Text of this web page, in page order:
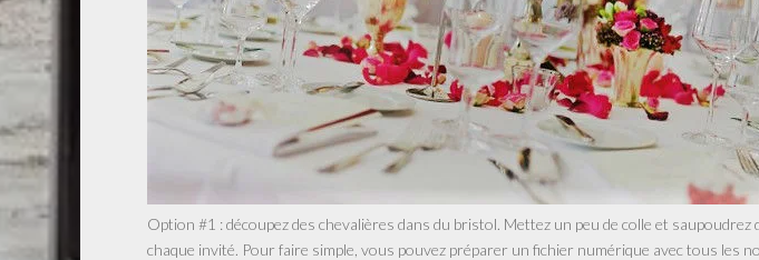
Option #1 : découpez des chevalières dans du bristol. Mettez un peu de colle et saupoudrez
chaque invité. Pour faire simple, vous pouvez préparer un fichier numérique avec tous les